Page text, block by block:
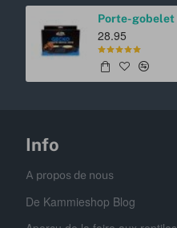
28.95
Info
A propos de nous
De Kammieshop Blog